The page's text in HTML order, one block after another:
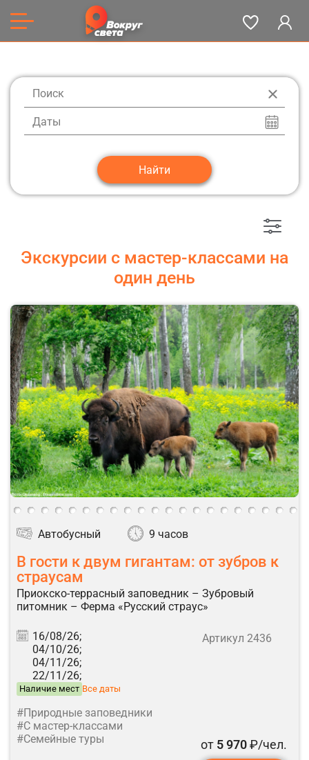
Даты
Экскурсии с мастер-классами на
один день
Автобусный 9 часов
В гости к двум гигантам: от зубров к
страусам
Приокско-террасный заповедник – Зубровый
питомник – Ферма «Русский страус»
16/08/26;
04/10/26;
04/11/26;
22/11/26;
Наличие мест Все даты
Артикул 2436
#Природные заповедники
#С мастер-классами
#Семейные туры
от 5 970₽/чел.